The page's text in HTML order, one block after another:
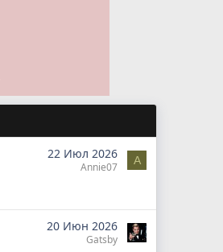
22 Июл 2026
Annie07 A
20 Июн 2026
Gatsby